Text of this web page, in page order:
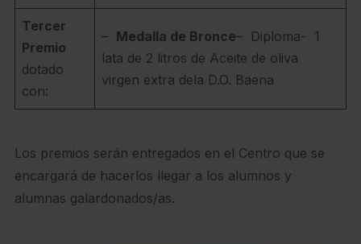
Tercer
Premio
dotado
con:
– Medalla de Bronce– Diploma- 1
lata de 2 litros de Aceite de oliva
virgen extra dela D.O. Baena
Los premios serán entregados en el Centro que se
encargará de hacerlos llegar a los alumnos y
alumnas galardonados/as.